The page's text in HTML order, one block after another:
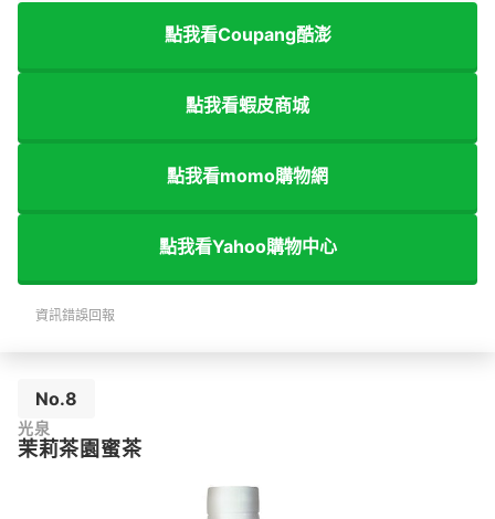
點我看Coupang酷澎
點我看蝦皮商城
點我看momo購物網
點我看Yahoo購物中心
資訊錯誤回報
No.8
光泉
茉莉茶園蜜茶